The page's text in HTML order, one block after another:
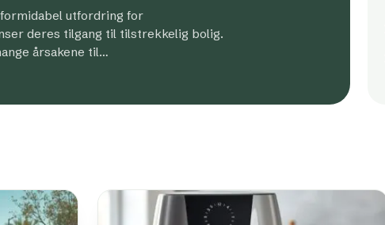
utfordring for
deres tilgang til tilstrekkelig bolig.
årsakene til…